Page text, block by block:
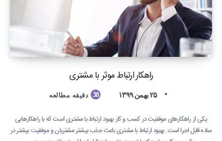
راهکار ارتباط موثر با مشتری
۲۵ بهمن ۱۳۹۹ 38 دقیقه مطالعه
یکی از راهکارهای موفقیت در کسب و کار بهبود ارتباط با مشتری است که با راهکارهایی
ساده قابل اجرا است. بهبود ارتباط با مشتری باعث جذب بیشتر مشتریان و موفقیت بیشتر در